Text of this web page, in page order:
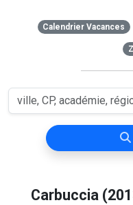
Calendrier Vacances
Carbuccia